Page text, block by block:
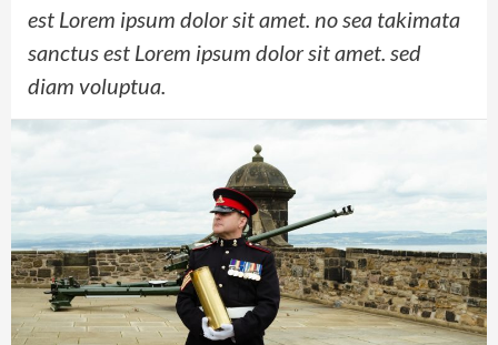
est Lorem ipsum dolor sit amet. no sea takimata
sanctus est Lorem ipsum dolor sit amet. sed
diam voluptua.